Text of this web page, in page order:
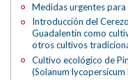
Medidas urgentes
Introducción del
Guadalentín como
otros cultivos
Cultivo ecológico de
(Solanum lycopersicum